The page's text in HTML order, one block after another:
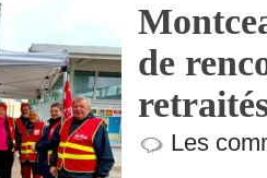
de
Les